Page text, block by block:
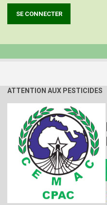
ATTENTION AUX PESTICIDES